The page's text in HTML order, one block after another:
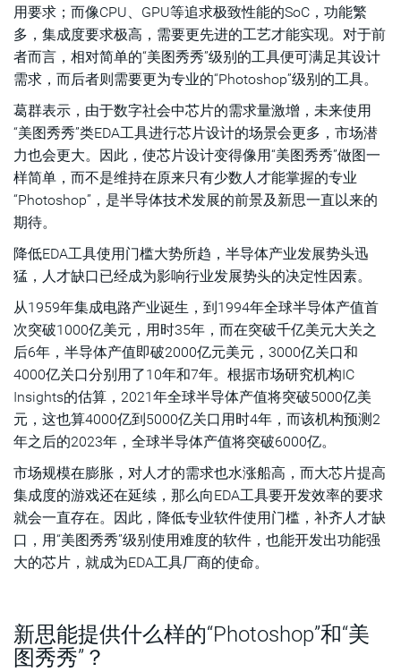
用要求；而像CPU、GPU等追求极致性能的SoC，功能繁
多，集成度要求极高，需要更先进的工艺才能实现。对于前
者而言，相对简单的“美图秀秀”级别的工具便可满足其设计
需求，而后者则需要更为专业的“Photoshop”级别的工具。
葛群表示，由于数字社会中芯片的需求量激增，未来使用
“美图秀秀”类EDA工具进行芯片设计的场景会更多，市场潜
力也会更大。因此，使芯片设计变得像用“美图秀秀”做图一
样简单，而不是维持在原来只有少数人才能掌握的专业
“Photoshop”，是半导体技术发展的前景及新思一直以来的
期待。
降低EDA工具使用门槛大势所趋，半导体产业发展势头迅
猛，人才缺口已经成为影响行业发展势头的决定性因素。
从1959年集成电路产业诞生，到1994年全球半导体产值首
次突破1000亿美元，用时35年，而在突破千亿美元大关之
后6年，半导体产值即破2000亿元美元，3000亿关口和
4000亿关口分别用了10年和7年。根据市场研究机构IC
Insights的估算，2021年全球半导体产值将突破5000亿美
元，这也算4000亿到5000亿关口用时4年，而该机构预测2
年之后的2023年，全球半导体产值将突破6000亿。
市场规模在膨胀，对人才的需求也水涨船高，而大芯片提高
集成度的游戏还在延续，那么向EDA工具要开发效率的要求
就会一直存在。因此，降低专业软件使用门槛，补齐人才缺
口，用“美图秀秀”级别使用难度的软件，也能开发出功能强
大的芯片，就成为EDA工具厂商的使命。
新思能提供什么样的“Photoshop”和“美
图秀秀”？